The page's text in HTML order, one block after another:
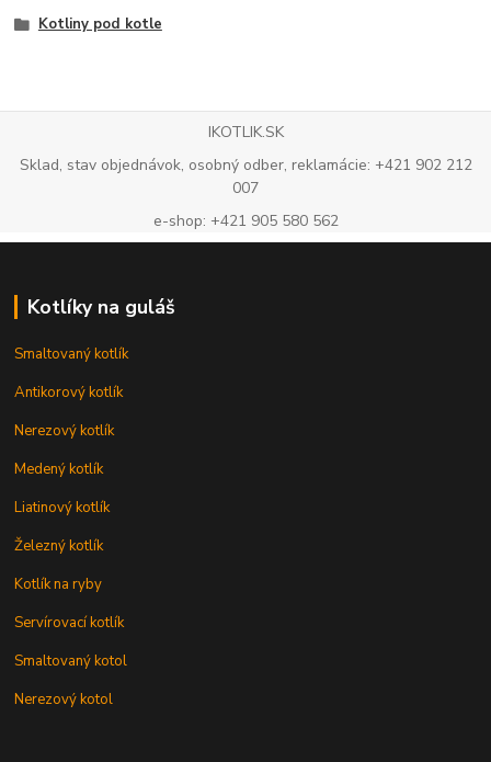
Kotliny pod kotle
IKOTLIK.SK
Sklad, stav objednávok, osobný odber, reklamácie: +421 902 212
007
e-shop: +421 905 580 562
Kotlíky na guláš
Smaltovaný kotlík
Antikorový kotlík
Nerezový kotlík
Medený kotlík
Liatinový kotlík
Železný kotlík
Kotlík na ryby
Servírovací kotlík
Smaltovaný kotol
Nerezový kotol